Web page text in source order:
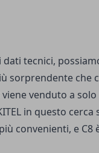
tecnici,
sorprendente che
viene venduto a solo
in questo
convenienti, e C8